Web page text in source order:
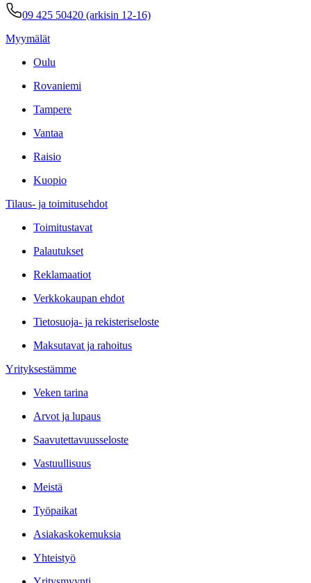
09 425 50420 (arkisin 12-16)
Myymälät
Oulu
Rovaniemi
Tampere
Vantaa
Raisio
Kuopio
Tilaus- ja toimitusehdot
Toimitustavat
Palautukset
Reklamaatiot
Verkkokaupan ehdot
Tietosuoja- ja rekisteriseloste
Maksutavat ja rahoitus
Yrityksestämme
Veken tarina
Arvot ja lupaus
Saavutettavuusseloste
Vastuullisuus
Meistä
Työpaikat
Asiakaskokemuksia
Yhteistyö